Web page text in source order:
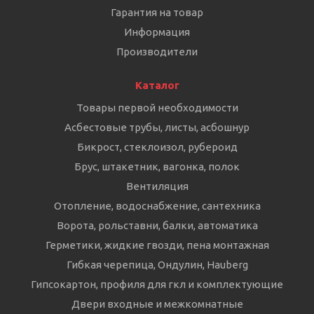
Гарантия на товар
Информация
Производители
Каталог
Товары первой необходимости
Асбестовые трубы, листы, асбошнур
Бикрост, стеклоизол, рубероид
Брус, штакетник, вагонка, полок
Вентиляция
Отопление, водоснабжение, сантехника
Ворота, рольставни, балки, автоматика
Герметики, жидкие гвозди, пена монтажная
Гибкая черепица, Ондулин, Hauberg
Гипсокартон, профиля для гкл и комплектующие
Двери входные и межкомнатные